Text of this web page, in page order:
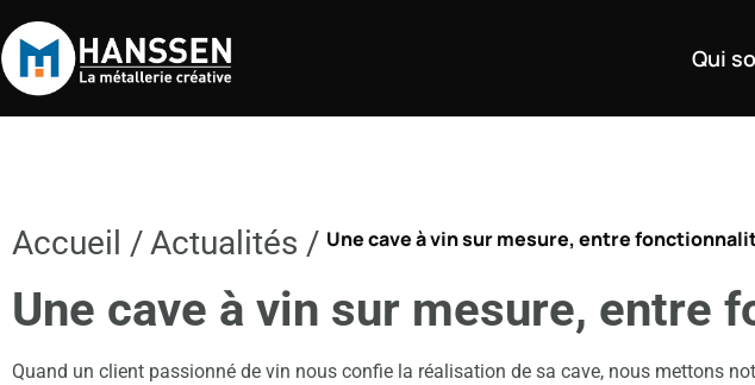
Qui
Accueil /Actualités / Une cave à vin sur mesure, entre
Une cave à vin sur mesure, entre
Quand un client passionné de vin nous confie la réalisation de sa cave, nous mettons